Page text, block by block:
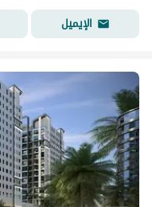
الإيميل